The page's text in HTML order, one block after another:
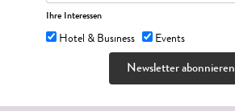
Ihre Interessen
Hotel & Business Events
Newsletter abonnieren